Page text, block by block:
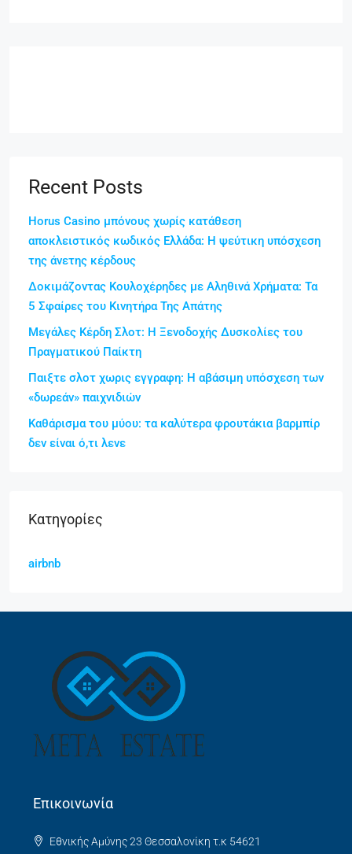
Recent Posts
Horus Casino μπόνους χωρίς κατάθεση
αποκλειστικός κωδικός Ελλάδα: Η ψεύτικη υπόσχεση
της άνετης κέρδους
Δοκιμάζοντας Κουλοχέρηδες με Αληθινά Χρήματα: Τα
5 Σφαίρες του Κινητήρα Της Απάτης
Μεγάλες Κέρδη Σλοτ: Η Ξενοδοχής Δυσκολίες του
Πραγματικού Παίκτη
Παιξτε σλοτ χωρις εγγραφη: Η αβάσιμη υπόσχεση των
«δωρεάν» παιχνιδιών
Καθάρισμα του μύου: τα καλύτερα φρουτάκια βαρμπίρ
δεν είναι ό,τι λενε
Kατηγορίες
airbnb
Επικοινωνία
Εθνικής Αμύνης 23 Θεσσαλονίκη τ.κ 54621